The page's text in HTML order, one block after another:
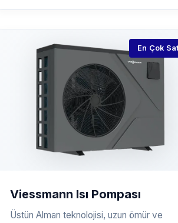
En Çok
Viessmann Isı Pompası
Üstün Alman teknolojisi, uzun ömür ve